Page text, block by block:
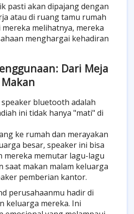
pasti akan dipajang dengan
atau di ruang tamu rumah
mereka melihatnya, mereka
menghargai kehadiran
Dari Meja
bluetooth adalah
ini tidak hanya "mati" di
ke rumah dan merayakan
besar, speaker ini bisa
mereka memutar lagu-lagu
saat makan malam keluarga
pemberian kantor.
perusahaanmu hadir di
keluarga mereka. Ini